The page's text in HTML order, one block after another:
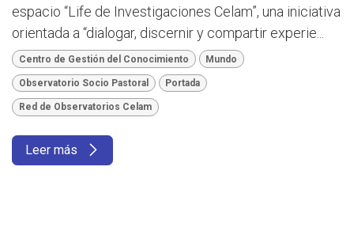
espacio “Life de Investigaciones Celam”, una iniciativa
orientada a “dialogar, discernir y compartir experie...
Centro de Gestión del Conocimiento Mundo
Observatorio Socio Pastoral Portada
Red de Observatorios Celam
Leer más